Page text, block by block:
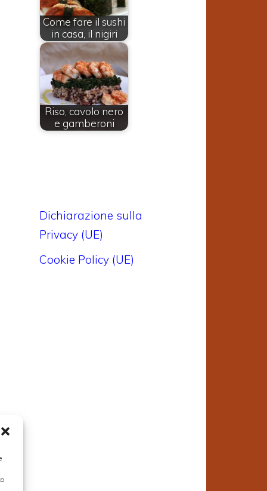
Come fare il sushi
in casa, il nigiri
Riso, cavolo nero
e gamberoni
Dichiarazione sulla
Privacy (UE)
Cookie Policy (UE)